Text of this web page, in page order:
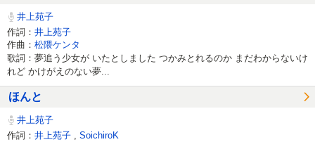
井上苑子
作詞： 井上苑子
作曲： 松隈ケンタ
歌詞：夢追う少女が いたとしました つかみとれるのか まだわからないけ
れど かけがえのない夢...
ほんと
井上苑子
作詞： 井上苑子
SoichiroK